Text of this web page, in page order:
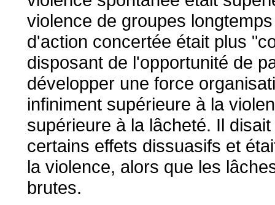
violence de groupes
d'action concertée était plus
disposant de l'opportunité de
développer une force
infiniment supérieure à la
supérieure à la lâcheté. Il
certains effets dissuasifs et
la violence, alors que les
brutes.